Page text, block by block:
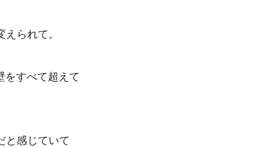
られて。
をすべて超えて
と感じていて